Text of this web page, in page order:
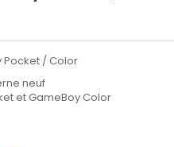
Pocket / Color
neuf
et GameBoy Color